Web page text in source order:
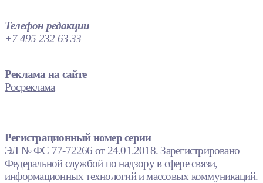
Телефон редакции
+7 495 232 63 33
Реклама на сайте
Росреклама
Регистрационный номер серии
ЭЛ № ФС 77-72266 от 24.01.2018. Зарегистрировано
Федеральной службой по надзору в сфере связи,
информационных технологий и массовых коммуникаций.